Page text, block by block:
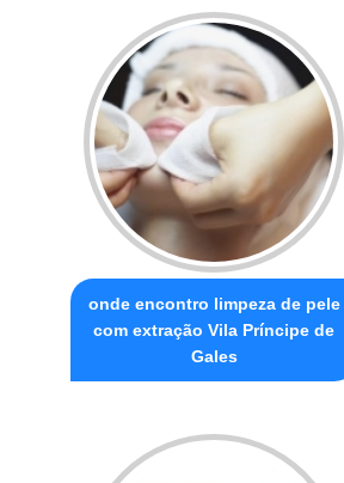
onde encontro limpeza de pele
com extração Vila Príncipe de
Gales